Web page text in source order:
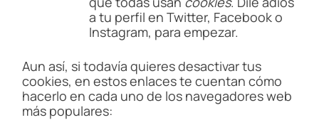
a tu perfil en Twitter, Facebook o
Instagram, para empezar.
Aun así, si todavía quieres desactivar tus
cookies, en estos enlaces te cuentan cómo
hacerlo en cada uno de los navegadores web
más populares: